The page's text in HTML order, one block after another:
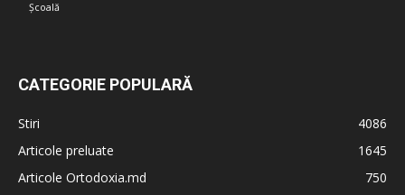
Școală
CATEGORIE POPULARĂ
Stiri
4086
Articole preluate
1645
Articole Ortodoxia.md
750